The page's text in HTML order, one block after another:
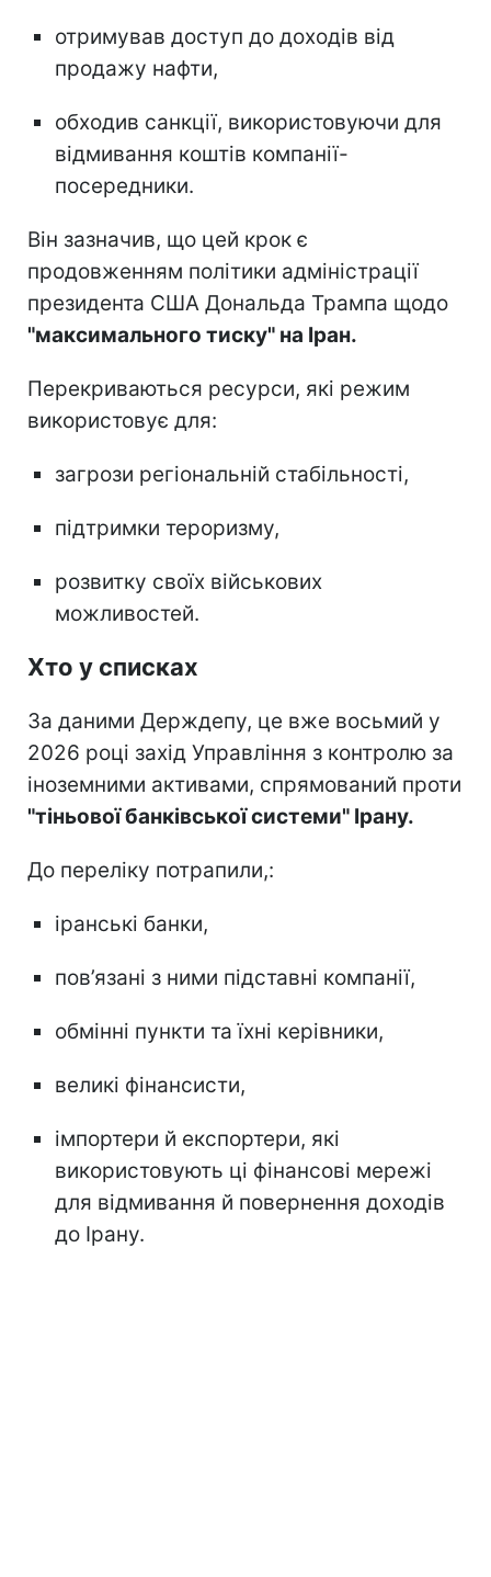
отримував доступ до доходів від
продажу нафти,
обходив санкції, використовуючи для
відмивання коштів компанії-
посередники.
Він зазначив, що цей крок є
продовженням політики адміністрації
президента США Дональда Трампа щодо
"максимального тиску" на Іран.
Перекриваються ресурси, які режим
використовує для:
загрози регіональній стабільності,
підтримки тероризму,
розвитку своїх військових
можливостей.
Хто у списках
За даними Держдепу, це вже восьмий у
2026 році захід Управління з контролю за
іноземними активами, спрямований проти
"тіньової банківської системи" Ірану.
До переліку потрапили,:
іранські банки,
пов’язані з ними підставні компанії,
обмінні пункти та їхні керівники,
великі фінансисти,
імпортери й експортери, які
використовують ці фінансові мережі
для відмивання й повернення доходів
до Ірану.